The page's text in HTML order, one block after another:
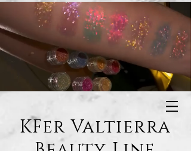
KFer Valtierra